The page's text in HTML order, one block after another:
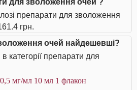
для зволоження очей ?
препарати для зволоження
грн.
очей найдешевші?
категорії препарати для
0,5 мг/мл 10 мл 1 флакон